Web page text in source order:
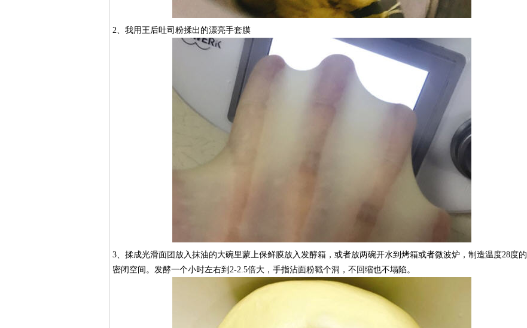
2、我用王后吐司粉揉出的漂亮手套膜
3、揉成光滑面团放入抹油的大碗里蒙上保鲜膜放入发酵箱，或者放两碗开水到烤箱或者微波炉，制造温度28度的
密闭空间。发酵一个小时左右到2-2.5倍大，手指沾面粉戳个洞，不回缩也不塌陷。